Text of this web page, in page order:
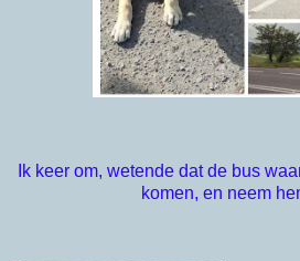
Ik keer om, wetende dat de bus
komen, en neem